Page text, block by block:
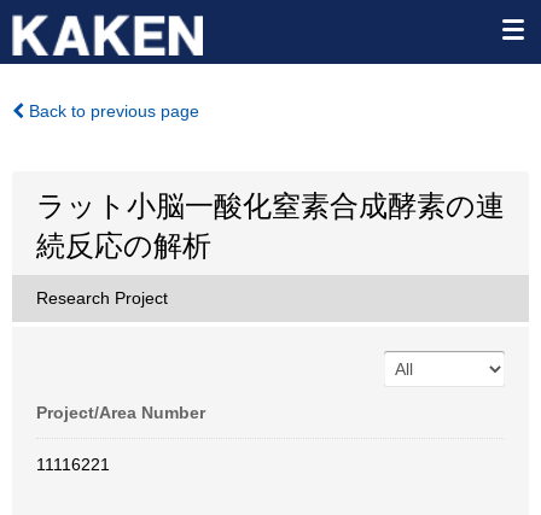
Back to previous page
ラット小脳一酸化窒素合成酵素の連
続反応の解析
Research Project
Project/Area Number
11116221